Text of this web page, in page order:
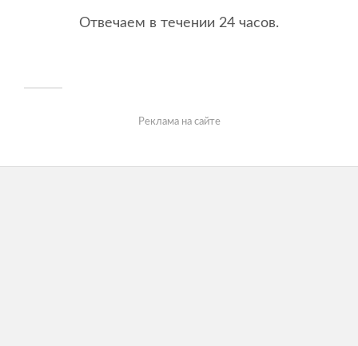
Отвечаем в течении 24 часов.
Реклама на сайте